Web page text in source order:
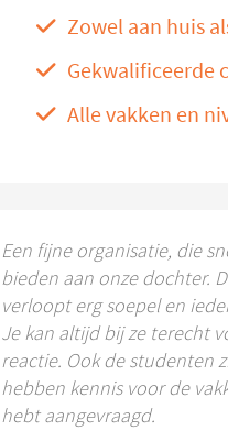
Zowel aan huis
Gekwalificeerde
Alle vakken en
Een fijne organisatie, die
bieden aan onze dochter.
verloopt erg soepel en
Je kan altijd bij ze terecht
reactie. Ook de studenten
hebben kennis voor de
hebt aangevraagd.